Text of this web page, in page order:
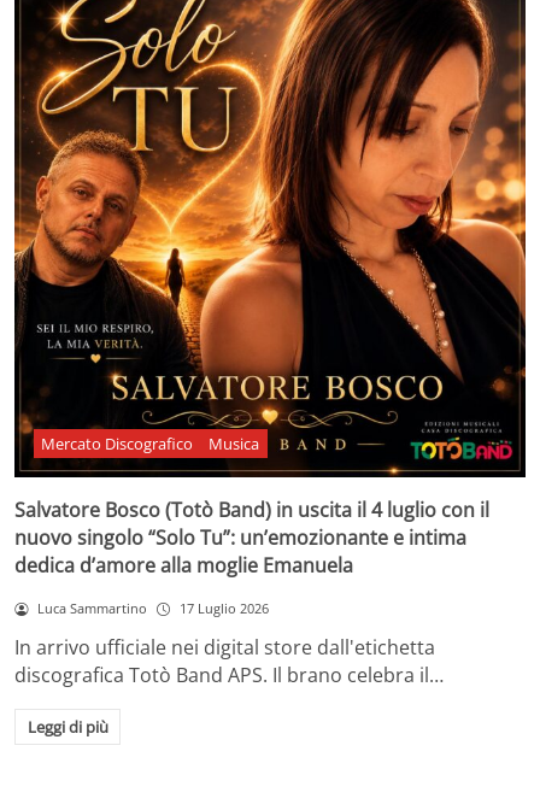
Mercato Discografico Musica
Salvatore Bosco (Totò Band) in uscita il 4 luglio con il
nuovo singolo “Solo Tu”: un’emozionante e intima
dedica d’amore alla moglie Emanuela
Luca Sammartino 17 Luglio 2026
In arrivo ufficiale nei digital store dall'etichetta
discografica Totò Band APS. Il brano celebra il…
Leggi di più